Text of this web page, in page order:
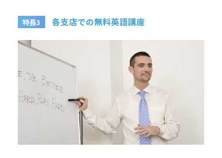
特長3 各支店での無料英語講座